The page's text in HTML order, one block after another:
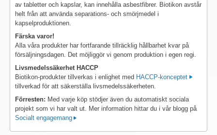
av tabletter och kapslar, kan innehålla asbestfibrer. Biotikon avstår
helt från att använda separations- och smörjmedel i
kapselproduktionen.
Färska varor!
Alla våra produkter har fortfarande tillräcklig hållbarhet kvar på
försäljningsdagen. Det möjliggör vi genom produktion i egen regi.
Livsmedelssäkerhet HACCP
Biotikon-produkter tillverkas i enlighet med HACCP-konceptet
tillverkad för att säkerställa livsmedelssäkerheten.
Förresten: Med varje köp stödjer även du automatiskt sociala
projekt som vi har valt ut. Mer information hittar du i vår blogg på
Socialt engagemang